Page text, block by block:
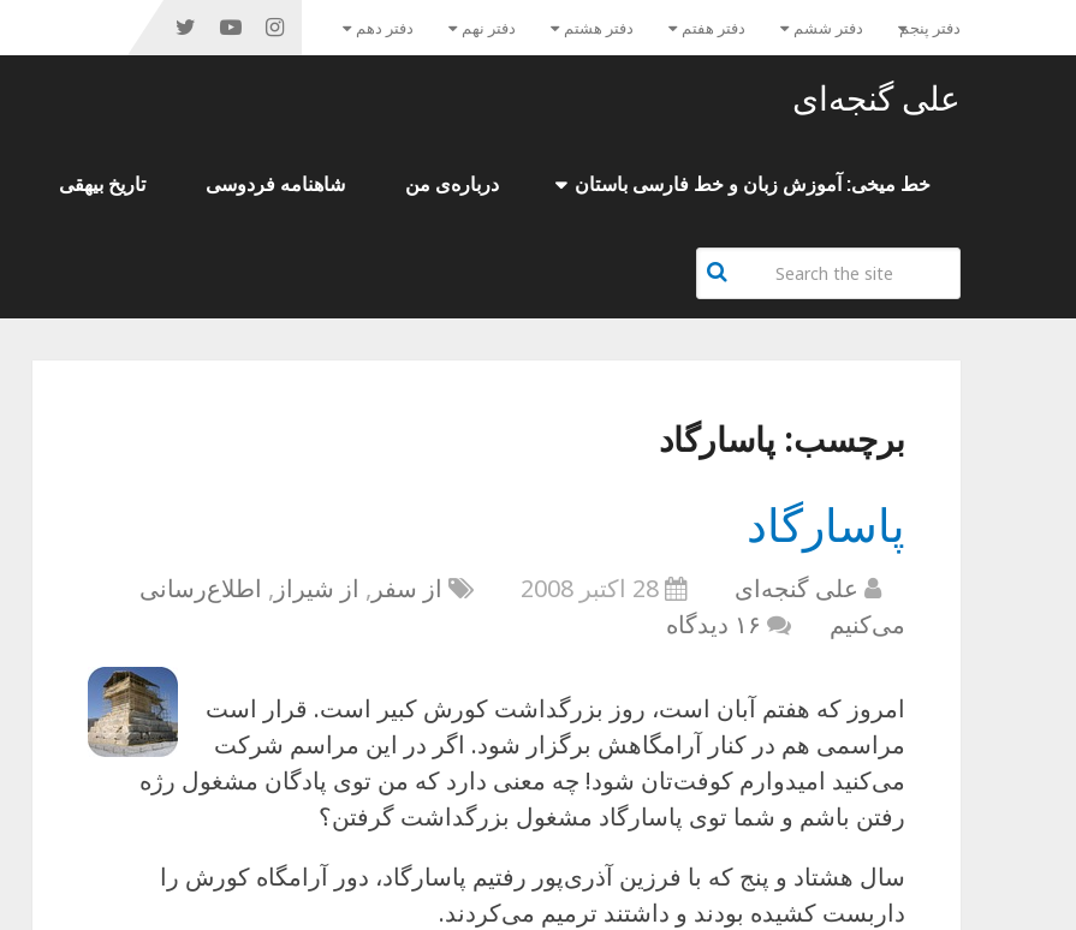
دفتر پنجم دفتر ششم دفتر هفتم دفتر هشتم دفتر نهم دفتر دهم
علی گنجه‌ای
خط میخی: آموزش زبان و خط فارسی باستان درباره‌ی من شاهنامه فردوسی تاریخ بیهقی
برچسب: پاسارگاد
پاسارگاد
علی گنجه‌ای 28 اکتبر 2008 از سفر , از شیراز , اطلاع‌رسانی
می‌کنیم
۱۶ دیدگاه
امروز که هفتم آبان است، روز بزرگداشت کورش کبیر است. قرار است
مراسمی هم در کنار آرامگاهش برگزار شود. اگر در این مراسم شرکت
می‌کنید امیدوارم کوفت‌تان شود! چه معنی دارد که من توی پادگان مشغول رژه
رفتن باشم و شما توی پاسارگاد مشغول بزرگداشت گرفتن؟
سال هشتاد و پنج که با فرزین آذری‌پور رفتیم پاسارگاد، دور آرامگاه کورش را
داربست کشیده بودند و داشتند ترمیم می‌کردند.